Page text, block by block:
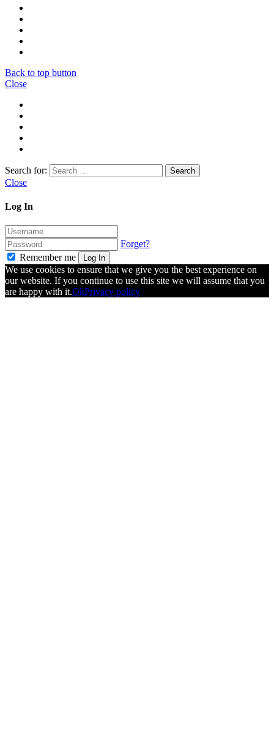
Back to top button
Close
Search for:
Close
Log In
Forget?
Remember me
Log In
We use cookies to ensure that we give you the best experience on
our website. If you continue to use this site we will assume that you
are happy with it.OkPrivacy policy